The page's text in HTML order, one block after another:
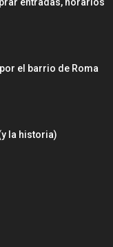
el barrio de Roma
la historia)